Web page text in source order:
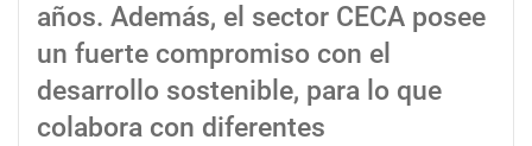
años. Además, el sector CECA posee
un fuerte compromiso con el
desarrollo sostenible, para lo que
colabora con diferentes